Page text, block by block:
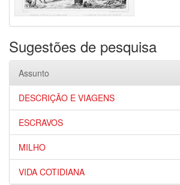
Sugestões de pesquisa
Assunto
DESCRIÇÃO E VIAGENS
ESCRAVOS
MILHO
VIDA COTIDIANA